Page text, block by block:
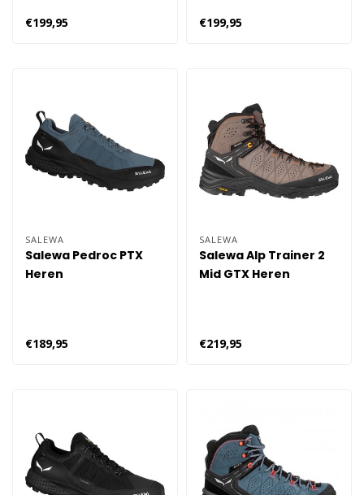
€199,95 €199,95
SALEWA
Salewa Pedroc PTX
Heren
€189,95
SALEWA
Salewa Alp Trainer 2
Mid GTX Heren
€219,95